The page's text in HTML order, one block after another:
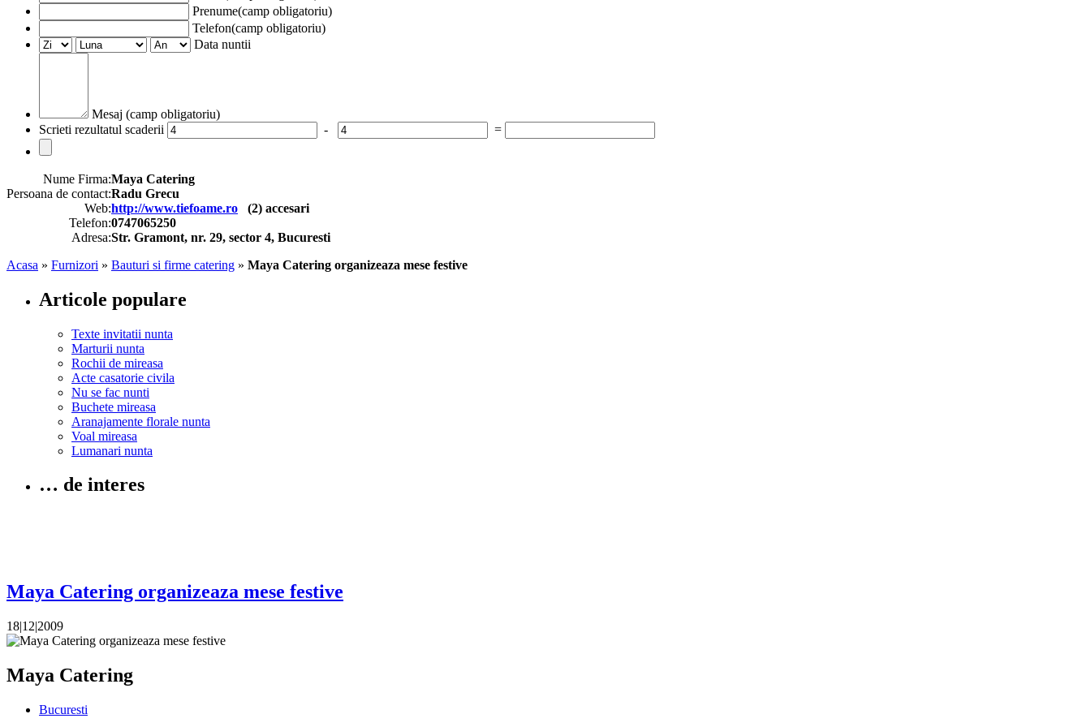
Prenume(camp obligatoriu)
Telefon(camp obligatoriu)
Data nuntii
Mesaj (camp obligatoriu)
Scrieti rezultatul scaderii
- =
Nume Firma:Maya Catering
Persoana de contact:Radu Grecu
Web:http://www.tiefoame.ro (2) accesari
Telefon:0747065250
Adresa:Str. Gramont, nr. 29, sector 4, Bucuresti
Acasa » Furnizori » Bauturi si firme catering » Maya Catering organizeaza mese festive
Articole populare
Texte invitatii nunta
Marturii nunta
Rochii de mireasa
Acte casatorie civila
Nu se fac nunti
Buchete mireasa
Aranajamente florale nunta
Voal mireasa
Lumanari nunta
… de interes
Maya Catering organizeaza mese festive
18|12|2009
Maya Catering
Bucuresti